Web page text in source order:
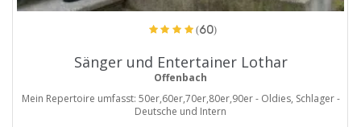
(60)
Sänger und Entertainer Lothar
Offenbach
Mein Repertoire umfasst: 50er,60er,70er,80er,90er - Oldies, Schlager -
Deutsche und Intern